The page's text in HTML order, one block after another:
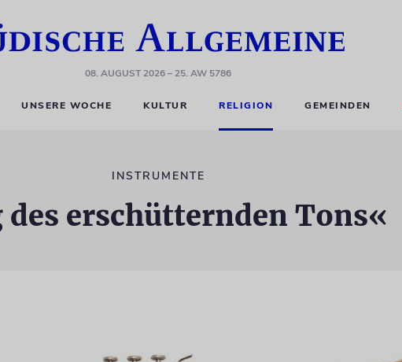
08. AUGUST 2026– 25. AW 5786
UNSERE WOCHE KULTUR RELIGION GEMEINDEN
INSTRUMENTE
des erschütternden Tons«